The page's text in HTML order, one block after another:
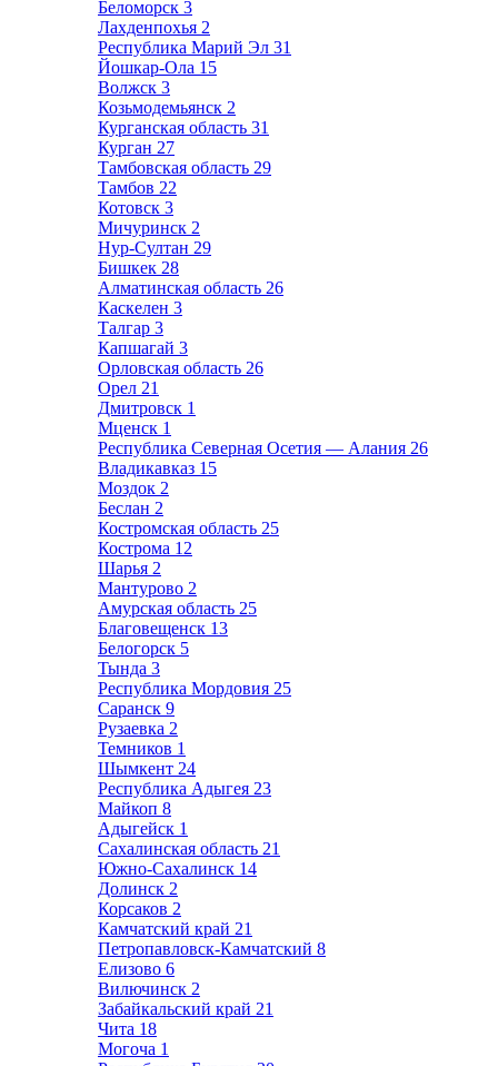
Беломорск 3
Лахденпохья 2
Республика Марий Эл 31
Йошкар-Ола 15
Волжск 3
Козьмодемьянск 2
Курганская область 31
Курган 27
Тамбовская область 29
Тамбов 22
Котовск 3
Мичуринск 2
Нур-Султан 29
Бишкек 28
Алматинская область 26
Каскелен 3
Талгар 3
Капшагай 3
Орловская область 26
Орел 21
Дмитровск 1
Мценск 1
Республика Северная Осетия — Алания 26
Владикавказ 15
Моздок 2
Беслан 2
Костромская область 25
Кострома 12
Шарья 2
Мантурово 2
Амурская область 25
Благовещенск 13
Белогорск 5
Тында 3
Республика Мордовия 25
Саранск 9
Рузаевка 2
Темников 1
Шымкент 24
Республика Адыгея 23
Майкоп 8
Адыгейск 1
Сахалинская область 21
Южно-Сахалинск 14
Долинск 2
Корсаков 2
Камчатский край 21
Петропавловск-Камчатский 8
Елизово 6
Вилючинск 2
Забайкальский край 21
Чита 18
Могоча 1